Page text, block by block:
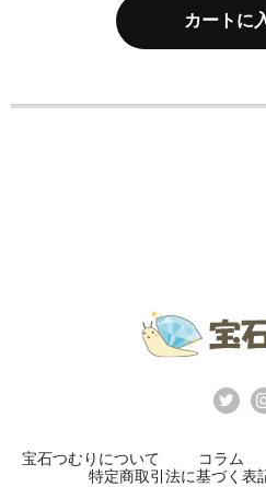
カートに
宝石つむりについて コラム
特定商取引法に基づく表